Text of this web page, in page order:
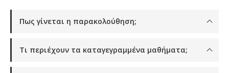
Πως γίνεται η παρακολούθηση;
Τι περιέχουν τα καταγεγραμμένα μαθήματα;